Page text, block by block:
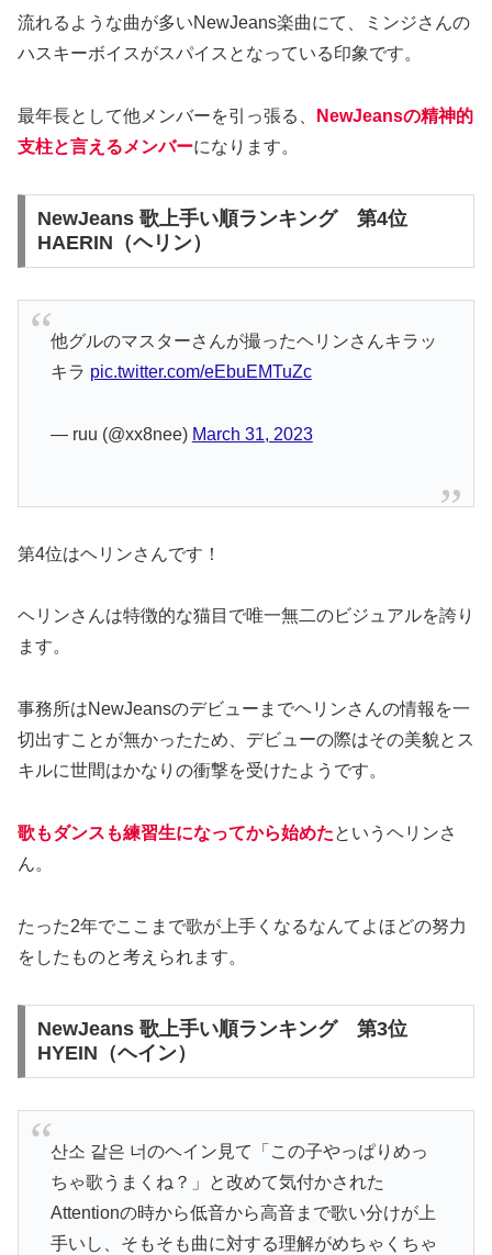
流れるような曲が多いNewJeans楽曲にて、ミンジさんの
ハスキーボイスがスパイスとなっている印象です。
最年長として他メンバーを引っ張る、
NewJeansの精神的
支柱と言えるメンバーになります。
NewJeans 歌上手い順ランキング 第4位
HAERIN（ヘリン）
他グルのマスターさんが撮ったヘリンさんキラッ
キラ pic.twitter.com/eEbuEMTuZc
— ruu (@xx8nee) March 31, 2023
第4位はヘリンさんです！
ヘリンさんは特徴的な猫目で唯一無二のビジュアルを誇り
ます。
事務所はNewJeansのデビューまでヘリンさんの情報を一
切出すことが無かったため、デビューの際はその美貌とス
キルに世間はかなりの衝撃を受けたようです。
歌もダンスも練習生になってから始めたというヘリンさ
ん。
たった2年でここまで歌が上手くなるなんてよほどの努力
をしたものと考えられます。
NewJeans 歌上手い順ランキング 第3位
HYEIN（ヘイン）
산소 같은 너のヘイン見て「この子やっぱりめっ
ちゃ歌うまくね？」と改めて気付かされた
Attentionの時から低音から高音まで歌い分けが上
手いし、そもそも曲に対する理解がめちゃくちゃ